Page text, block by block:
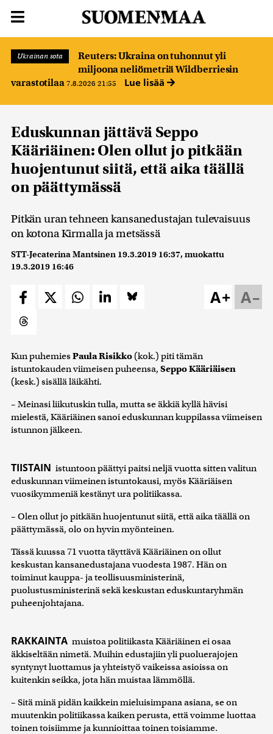
Ukrainan sota
Reuters: Ukraina on tuhonnut yli
miljoona neliömetriä Wildberriesin
varastotilaa 7.8.2026 21:55 Lue lisää
Eduskunnan jättävä Seppo
Kääriäinen: Olen ollut jo pitkään
huojentunut siitä, että aika täällä
on päättymässä
Pitkän uran tehneen kansanedustajan tulevaisuus
on kotona Kirmalla ja metsässä
STT-Jecaterina Mantsinen 19.3.2019 16:37, muokattu
19.3.2019 16:46
A–
A+
Kun puhemies Paula Risikko (kok.) piti tämän
istuntokauden viimeisen puheensa, Seppo Kääriäisen
(kesk.) sisällä läikähti.
– Meinasi liikutuskin tulla, mutta se äkkiä kyllä hävisi
mielestä, Kääriäinen sanoi eduskunnan kuppilassa viimeisen
istunnon jälkeen.
TIISTAIN istuntoon päättyi paitsi neljä vuotta sitten valitun
eduskunnan viimeinen istuntokausi, myös Kääriäisen
vuosikymmeniä kestänyt ura politiikassa.
– Olen ollut jo pitkään huojentunut siitä, että aika täällä on
päättymässä, olo on hyvin myönteinen.
Tässä kuussa 71 vuotta täyttävä Kääriäinen on ollut
keskustan kansanedustajana vuodesta 1987. Hän on
toiminut kauppa- ja teollisuusministerinä,
puolustusministerinä sekä keskustan eduskuntaryhmän
puheenjohtajana.
RAKKAINTA muistoa politiikasta Kääriäinen ei osaa
äkkiseltään nimetä. Muihin edustajiin yli puoluerajojen
syntynyt luottamus ja yhteistyö vaikeissa asioissa on
kuitenkin seikka, jota hän muistaa lämmöllä.
– Sitä minä pidän kaikkein mieluisimpana asiana, se on
muutenkin politiikassa kaiken perusta, että voimme luottaa
toinen toisiimme ja kunnioittaa toinen toisiamme.